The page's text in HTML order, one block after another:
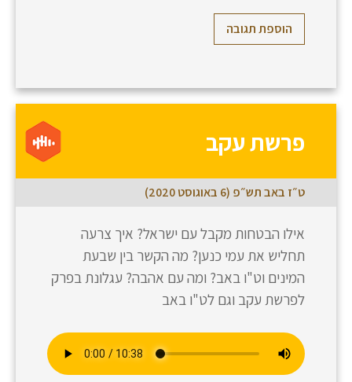
הוספת תגובה
פרשת עקב
ט״ז באב תש״פ (6 באוגוסט 2020)
אילו הבטחות מקבל עם ישראל? איך צרעה
תחליש את עמי כנען? מה הקשר בין שבעת
המינים וט"ו באב? ומה עם אהבה? עגלונת בפרק
לפרשת עקב וגם לט"ו באב